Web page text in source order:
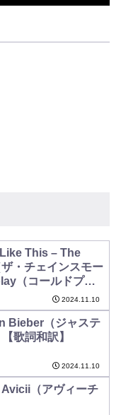
This – The
・チェインスモー
（コールドプレ
2024.11.10
Bieber（ジャステ
歌詞和訳】
2024.11.10
（アヴィーチ